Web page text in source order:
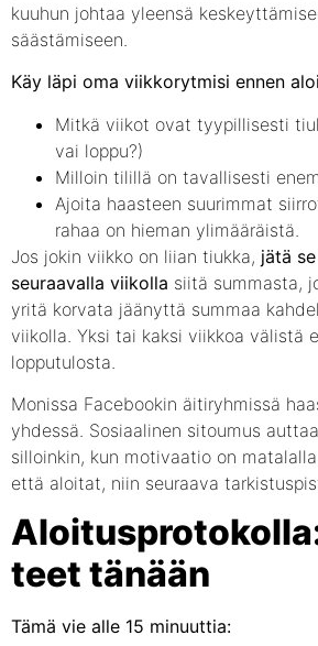
kuuhun johtaa yleensä
säästämiseen.
Käy läpi oma viikkorytmisi ennen
Mitkä viikot ovat tyypillisesti
vai loppu?)
Milloin tilillä on tavallisesti
Ajoita haasteen suurimmat
rahaa on hieman ylimääräistä.
Jos jokin viikko on liian tiukka, jätä
seuraavalla viikolla siitä summasta,
yritä korvata jäänyttä summaa
viikolla. Yksi tai kaksi viikkoa välistä
lopputulosta.
Monissa Facebookin äitiryhmissä
yhdessä. Sosiaalinen sitoumus
silloinkin, kun motivaatio on
että aloitat, niin seuraava
teet tänään
Tämä vie alle 15 minuuttia: